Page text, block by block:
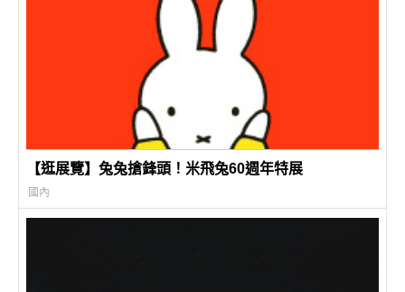
【逛展覽】兔兔搶鋒頭！米飛兔60週年特展
國內